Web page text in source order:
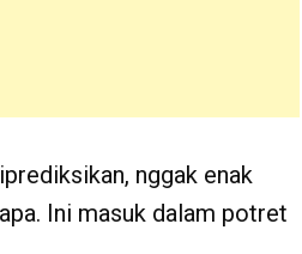
nggak enak
Ini masuk dalam potret